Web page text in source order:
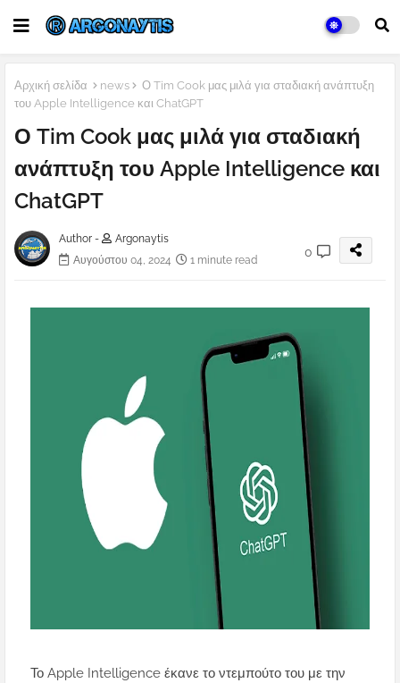
Αρχική σελίδα news
Ο Tim Cook μας μιλά για σταδιακή ανάπτυξη
του Apple Intelligence και ChatGPT
Ο Tim Cook μας μιλά για σταδιακή
ανάπτυξη του Apple Intelligence και
ChatGPT
Author -
Argonaytis
Αυγούστου 04, 2024
1 minute read
0
Το Apple Intelligence έκανε το ντεμπούτο του με την